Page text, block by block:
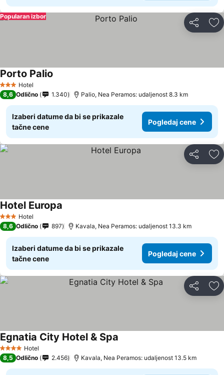
Deli
Popularan izbor
3 Zvezdice
Hotel
Porto Palio
8,6 Odlično 1.340 Palio, Nea Peramos: udaljenost 8.3 km
Izaberi datume da bi se prikazale
tačne cene
Pogledaj cene
Deli
3 Zvezdice
Hotel
Hotel Europa
8,6 Odlično 897 Kavala, Nea Peramos: udaljenost 13.3 km
Izaberi datume da bi se prikazale
tačne cene
Pogledaj cene
Deli
4 ZvezdiceHotel
Egnatia City Hotel & Spa
8,5 Odlično 2.456 Kavala, Nea Peramos: udaljenost 13.5 km